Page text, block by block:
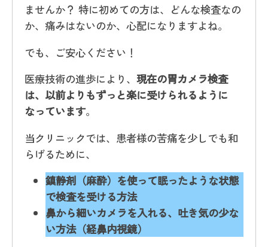
ませんか？ 特に初めての方は、どんな検査なの
か、痛みはないのか、心配になりますよね。
でも、ご安心ください！
医療技術の進歩により、 現在の胃カメラ検査
は、以前よりもずっと楽に受けられるように
なっています。
当クリニックでは、患者様の苦痛を少しでも和
らげるために、
鎮静剤（麻酔）を使って眠ったような状態
で検査を受ける方法
鼻から細いカメラを入れる、吐き気の少な
い方法（経鼻内視鏡）